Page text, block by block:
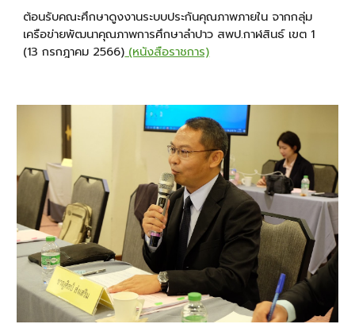
ต้อนรับคณะศึกษาดูงงานระบบประกันคุณภาพภายใน จากกลุ่ม
เครือข่ายพัฒนาคุณภาพการศึกษาลำปาว สพป.กาฬสินธ์ เขต 1
(13 กรกฎาคม 2566)(หนังสือราชการ)